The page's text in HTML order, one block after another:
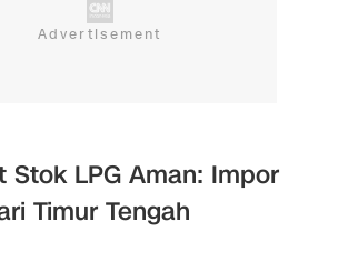
Stok LPG Aman: Impor
Timur Tengah